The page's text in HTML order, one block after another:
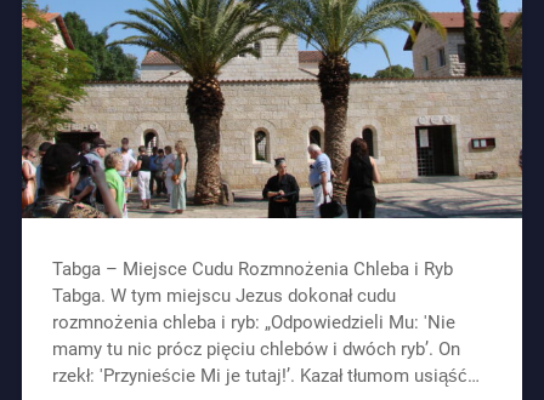
Tabga – Miejsce Cudu Rozmnożenia Chleba i Ryb
Tabga. W tym miejscu Jezus dokonał cudu
rozmnożenia chleba i ryb: „Odpowiedzieli Mu: 'Nie
mamy tu nic prócz pięciu chlebów i dwóch ryb’. On
rzekł: 'Przynieście Mi je tutaj!’. Kazał tłumom usiąść…